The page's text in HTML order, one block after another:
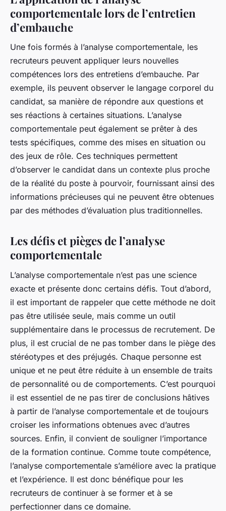
comportementale lors de l’entretien
d’embauche
Une fois formés à l’analyse comportementale, les
recruteurs peuvent appliquer leurs nouvelles
compétences lors des entretiens d’embauche. Par
exemple, ils peuvent observer le langage corporel du
candidat, sa manière de répondre aux questions et
ses réactions à certaines situations. L’analyse
comportementale peut également se prêter à des
tests spécifiques, comme des mises en situation ou
des jeux de rôle. Ces techniques permettent
d’observer le candidat dans un contexte plus proche
de la réalité du poste à pourvoir, fournissant ainsi des
informations précieuses qui ne peuvent être obtenues
par des méthodes d’évaluation plus traditionnelles.
Les défis et pièges de l’analyse
comportementale
L’analyse comportementale n’est pas une science
exacte et présente donc certains défis. Tout d’abord,
il est important de rappeler que cette méthode ne doit
pas être utilisée seule, mais comme un outil
supplémentaire dans le processus de recrutement. De
plus, il est crucial de ne pas tomber dans le piège des
stéréotypes et des préjugés. Chaque personne est
unique et ne peut être réduite à un ensemble de traits
de personnalité ou de comportements. C’est pourquoi
il est essentiel de ne pas tirer de conclusions hâtives
à partir de l’analyse comportementale et de toujours
croiser les informations obtenues avec d’autres
sources. Enfin, il convient de souligner l’importance
de la formation continue. Comme toute compétence,
l’analyse comportementale s’améliore avec la pratique
et l’expérience. Il est donc bénéfique pour les
recruteurs de continuer à se former et à se
perfectionner dans ce domaine.